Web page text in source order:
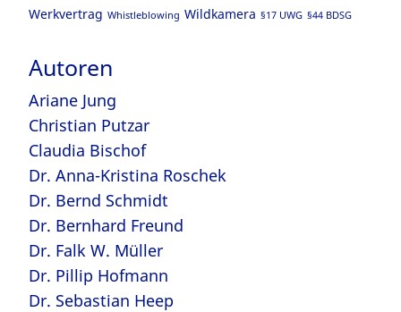
Werkvertrag Whistleblowing Wildkamera §17 UWG §44 BDSG
Autoren
Ariane Jung
Christian Putzar
Claudia Bischof
Dr. Anna-Kristina Roschek
Dr. Bernd Schmidt
Dr. Bernhard Freund
Dr. Falk W. Müller
Dr. Pillip Hofmann
Dr. Sebastian Heep